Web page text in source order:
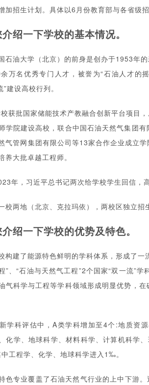
加招生计划。具体以6月份教育部与各省级
绍一下学校的基本情况。
石油大学（北京）的前身是创办于1953年
万名优秀专门人才，被誉为“石油人才的
”建设高校行列。
获批国家储能技术产教融合创新平台项目
学院建设高校，联合中国石油天然气集团
气管网集团有限公司等13家合作企业成立
养大批卓越工程师。
年，习近平总书记两次给学校学生回信，
校两地（北京、克拉玛依），两校区独立招
绍一下学校的优势及特色。
构建了能源特色鲜明的学科体系，形成了
”、“石油与天然气工程”2个国家“双一流”
气科学与工程等学科领域形成明显优势，
学科评估中，A类学科增加至4个:地质资
化学、地球科学、材料科学、计算机科学
工程学、化学、地球科学进入1‰。
色专业覆盖了石油天然气行业的上中下游